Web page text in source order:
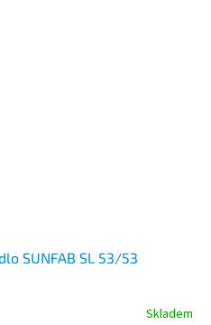
SUNFAB SL 53/53
Skladem